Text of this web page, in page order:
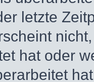
letzte
hat oder